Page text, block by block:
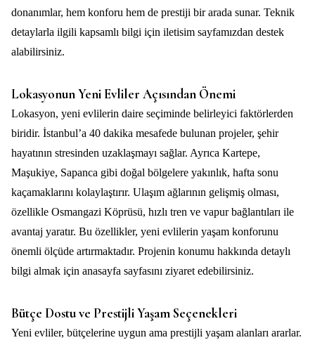
donanımlar, hem konforu hem de prestiji bir arada sunar. Teknik
detaylarla ilgili kapsamlı bilgi için iletisim sayfamızdan destek
alabilirsiniz.
Lokasyonun Yeni Evliler Açısından Önemi
Lokasyon, yeni evlilerin daire seçiminde belirleyici faktörlerden
biridir. İstanbul’a 40 dakika mesafede bulunan projeler, şehir
hayatının stresinden uzaklaşmayı sağlar. Ayrıca Kartepe,
Maşukiye, Sapanca gibi doğal bölgelere yakınlık, hafta sonu
kaçamaklarını kolaylaştırır. Ulaşım ağlarının gelişmiş olması,
özellikle Osmangazi Köprüsü, hızlı tren ve vapur bağlantıları ile
avantaj yaratır. Bu özellikler, yeni evlilerin yaşam konforunu
önemli ölçüde artırmaktadır. Projenin konumu hakkında detaylı
bilgi almak için anasayfa sayfasını ziyaret edebilirsiniz.
Bütçe Dostu ve Prestijli Yaşam Seçenekleri
Yeni evliler, bütçelerine uygun ama prestijli yaşam alanları ararlar.